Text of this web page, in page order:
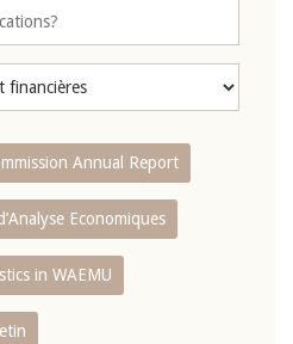
Annual Report
Economiques
in WAEMU